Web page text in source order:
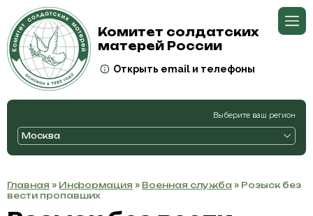
Комитет солдатских
матерей России
Открыть email и телефоны
Выберите ваш регион
Москва
Главная » Информация » Военная служба » Розыск без
вести пропавших